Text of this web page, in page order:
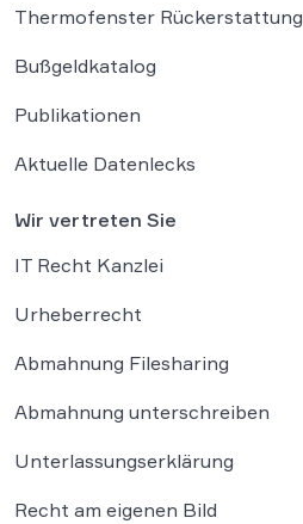
Thermofenster Rückerstattung
Bußgeldkatalog
Publikationen
Aktuelle Datenlecks
Wir vertreten Sie
IT Recht Kanzlei
Urheberrecht
Abmahnung Filesharing
Abmahnung unterschreiben
Unterlassungserklärung
Recht am eigenen Bild